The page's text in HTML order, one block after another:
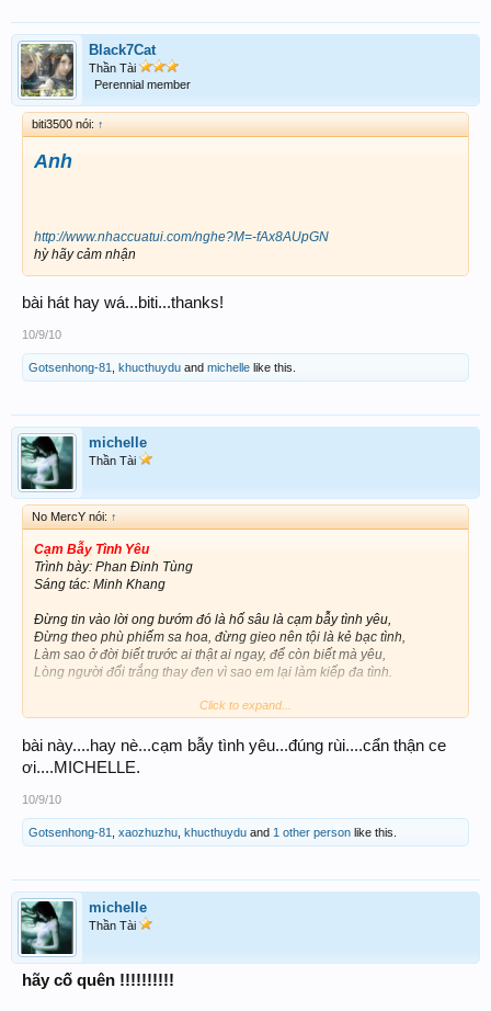
Bao giờ em mới hiểu
Black7Cat
Thần Tài
Perennial member
biti3500 nói: ↑
Anh
http://www.nhaccuatui.com/nghe?M=-fAx8AUpGN
hỳ hãy cảm nhận
bài hát hay wá...biti...thanks!
10/9/10
Gotsenhong-81 khucthuydu and michelle like this.
michelle
Thần Tài
No MercY nói: ↑
Cạm Bẫy Tình Yêu
Trình bày: Phan Đinh Tùng
Sáng tác: Minh Khang
Đừng tin vào lời ong bướm đó là hố sâu là cạm bẫy tình yêu,
Đừng theo phù phiếm sa hoa, đừng gieo nên tội là kẻ bạc tình,
Làm sao ở đời biết trước ai thật ai ngay, để còn biết mà yêu,
Lòng người đổi trắng thay đen vì sao em lại làm kiếp đa tình.
Giống như con thiêu thân lao vào trò vui thế gian,
Nào ngờ đâu chỉ là phù du thôi,
Nào ngờ đâu sự thật quá đắng cay.
Quay về đi, về đi em hỡi.
Em đã sai hãy làm lại từ đầu,
Dù cho em đã chọn sai con đường…
Hãy vui lên cho mau quên tháng ngày tối tăm
Click to expand...
bài này....hay nè...cạm bẫy tình yêu...đúng rùi....cẩn thận ce
ơi....MICHELLE.
10/9/10
Gotsenhong-81 xaozhuzhu khucthuydu and 1 other person like this.
michelle
Thần Tài
hãy cố quên !!!!!!!!!!